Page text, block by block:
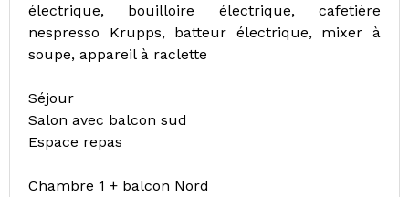
électrique, bouilloire électrique, cafetière
nespresso Krupps, batteur électrique, mixer à
soupe, appareil à raclette
Séjour
Salon avec balcon sud
Espace repas
Chambre 1 + balcon Nord